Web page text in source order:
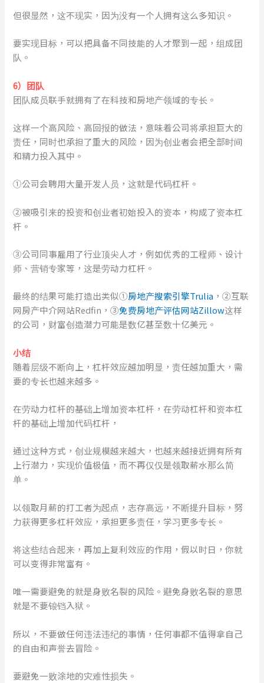
但很显然，这不现实，因为没有一个人拥有这么多知识。
要实现目标，可以把具备不同技能的人才聚到一起，组成团
队。
6）团队
团队成员联手就拥有了在科技和房地产领域的专长。
这样一个高风险、高回报的做法，意味着公司将承担巨大的
责任，同时也承担了重大的风险，因为创业者会把全部时间
和精力投入其中。
①公司会聘用大量开发人员，这就是代码杠杆。
②被吸引来的投资和创业者初始投入的资本，构成了资本杠
杆。
③公司同事雇用了行业顶尖人才，例如优秀的工程师、设计
师、营销专家等，这是劳动力杠杆。
最终的结果可能打造出类似①房地产搜索引擎Trulia ，②互联
网房产中介网站Redfin，③免费房地产评估网站Zillow这样
的公司，财富创造潜力可能是数亿甚至数十亿美元。
小结
随着层级不断向上，杠杆效应越加明显，责任越加重大，需
要的专长也越来越多。
在劳动力杠杆的基础上增加资本杠杆，在劳动杠杆和资本杠
杆的基础上增加代码杠杆，
通过这种方式，创业规模越来越大，也越来越接近拥有所有
上行潜力，实现价值极值，而不再仅仅是领取薪水那么简
单。
以领取月薪的打工者为起点，志存高远，不断提升目标，努
力获得更多杠杆效应，承担更多责任，学习更多专长。
将这些结合起来，再加上复利效应的作用，假以时日，你就
可以变得非常富有。
唯一需要避免的就是身败名裂的风险。避免身败名裂的意思
就是不要锒铛入狱。
所以，不要做任何违法违纪的事情，任何事都不值得拿自己
的自由和声誉去冒险。
要避免一败涂地的灾难性损失。